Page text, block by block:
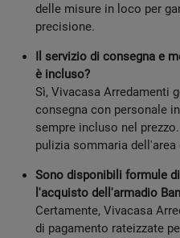
delle misure in loco per
precisione.
Il servizio di consegna e
è incluso?
Sì, Vivacasa Arredamenti
consegna con personale
sempre incluso nel
pulizia sommaria dell'area
Sono disponibili formule
l'acquisto dell'armadio
Certamente, Vivacasa
di pagamento rateizzate